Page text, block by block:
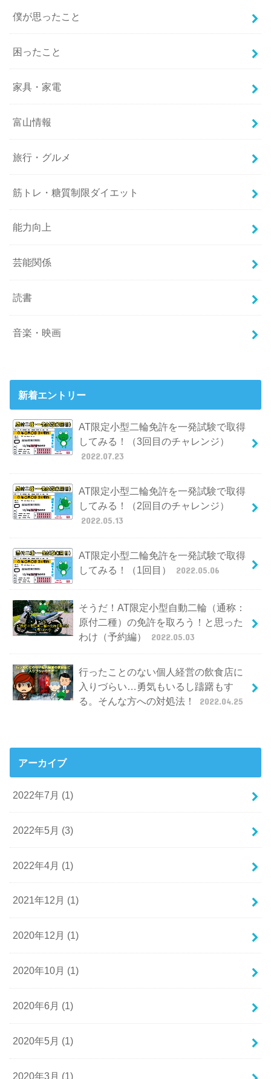
僕が思ったこと
困ったこと
家具・家電
富山情報
旅行・グルメ
筋トレ・糖質制限ダイエット
能力向上
芸能関係
読書
音楽・映画
新着エントリー
AT限定小型二輪免許を一発試験で取得
してみる！（3回目のチャレンジ）
2022.07.23
AT限定小型二輪免許を一発試験で取得
してみる！（2回目のチャレンジ）
2022.05.13
AT限定小型二輪免許を一発試験で取得
してみる！（1回目）
2022.05.06
そうだ！AT限定小型自動二輪（通称：
原付二種）の免許を取ろう！と思った
わけ（予約編）
2022.05.03
行ったことのない個人経営の飲食店に
入りづらい…勇気もいるし躊躇もす
る。そんな方への対処法！
2022.04.25
アーカイブ
2022年7月 (1)
2022年5月 (3)
2022年4月 (1)
2021年12月 (1)
2020年12月 (1)
2020年10月 (1)
2020年6月 (1)
2020年5月 (1)
2020年3月 (1)